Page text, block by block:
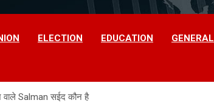
ELECTION EDUCATION GENERAL
Salman सईद कौन है